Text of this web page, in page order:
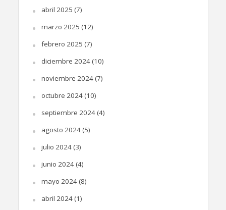
abril 2025 (7)
marzo 2025 (12)
febrero 2025 (7)
diciembre 2024(10)
noviembre 2024(7)
octubre 2024(10)
septiembre 2024(4)
agosto 2024(5)
julio 2024(3)
junio 2024(4)
mayo 2024(8)
abril 2024(1)